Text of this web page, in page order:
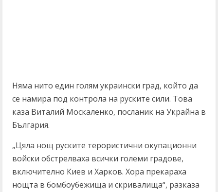
Няма нито един голям украински град, който да
се намира под контрола на руските сили. Това
каза Виталий Москаленко, посланик на Украйна в
България.
„Цяла нощ руските терористични окупационни
войски обстрелваха всички големи градове,
включително Киев и Харков. Хора прекараха
нощта в бомбоубежища и скривалища“, разказа